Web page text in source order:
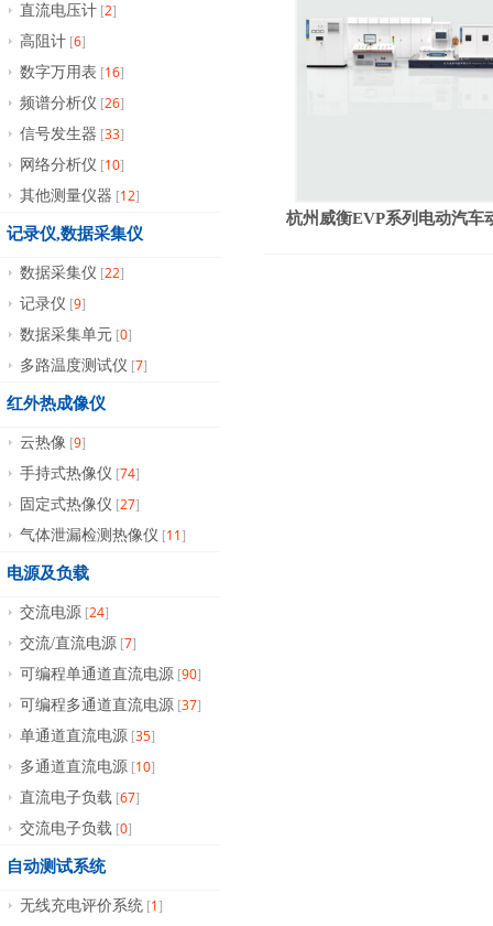
直流电压计 [2]
高阻计 [6]
数字万用表 [16]
频谱分析仪 [26]
信号发生器 [33]
网络分析仪 [10]
其他测量仪器 [12]
记录仪,数据采集仪
数据采集仪 [22]
记录仪 [9]
数据采集单元 [0]
多路温度测试仪 [7]
红外热成像仪
云热像 [9]
手持式热像仪 [74]
固定式热像仪 [27]
气体泄漏检测热像仪 [11]
电源及负载
交流电源 [24]
交流/直流电源 [7]
可编程单通道直流电源 [90]
可编程多通道直流电源 [37]
单通道直流电源 [35]
多通道直流电源 [10]
直流电子负载 [67]
交流电子负载 [0]
自动测试系统
无线充电评价系统 [1]
杭州威衡EVP系列电动汽车